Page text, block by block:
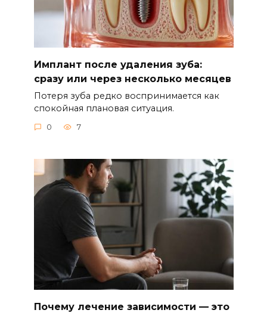
Имплант после удаления зуба:
сразу или через несколько месяцев
Потеря зуба редко воспринимается как
спокойная плановая ситуация.
0 7
Почему лечение зависимости — это